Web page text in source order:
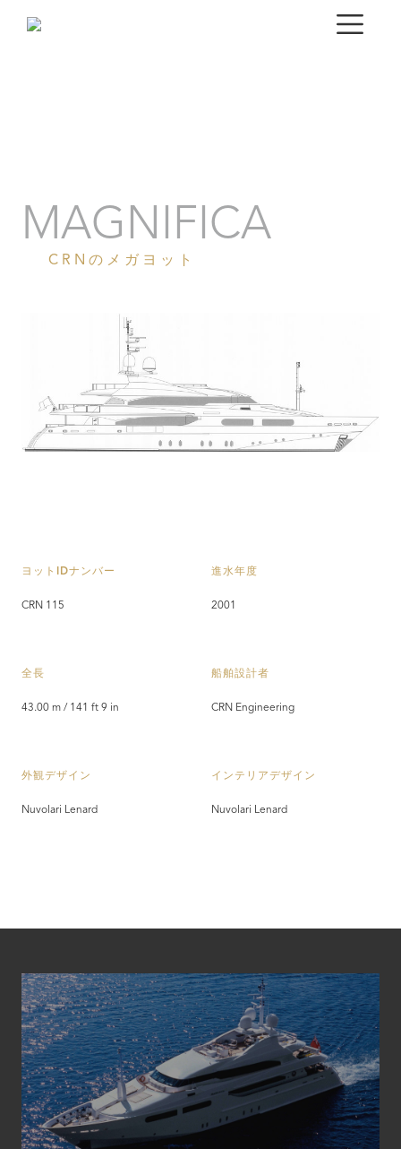
MAGNIFICA
CRNのメガヨット
ヨットIDナンバー
CRN 115
進水年度
2001
全長
43.00 m / 141 ft 9 in
船舶設計者
CRN Engineering
外観デザイン
Nuvolari Lenard
インテリアデザイン
Nuvolari Lenard